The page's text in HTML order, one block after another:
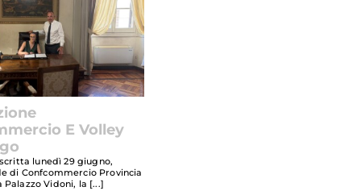
E Volley
lunedì 29 giugno,
di Confcommercio Provincia
Palazzo Vidoni, la